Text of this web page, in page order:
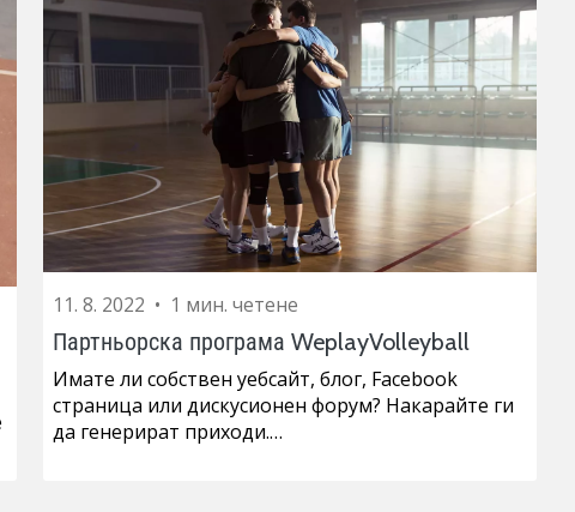
11. 8. 2022 • 1 мин. четене
Партньорска програма WeplayVolleyball
Имате ли собствен уебсайт, блог, Facebook
страница или дискусионен форум? Накарайте ги
да генерират приходи.…